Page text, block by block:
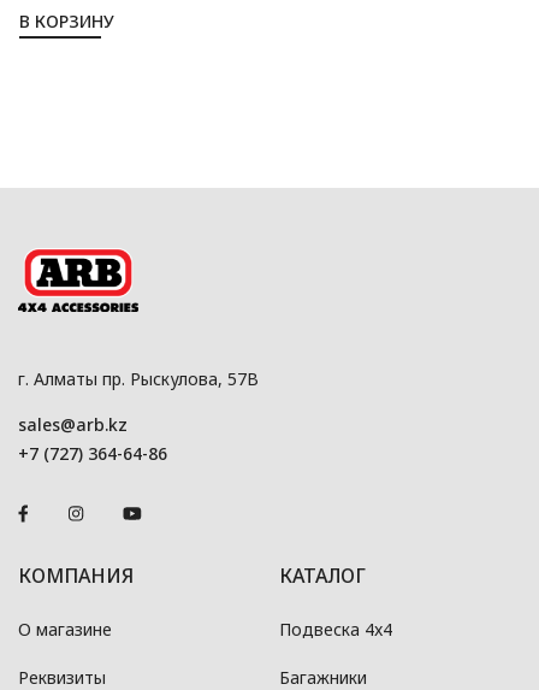
В КОРЗИНУ
г. Алматы пр. Рыскулова, 57В
sales@arb.kz
+7 (727) 364-64-86
КОМПАНИЯ
О магазине
Реквизиты
КАТАЛОГ
Подвеска 4x4
Багажники